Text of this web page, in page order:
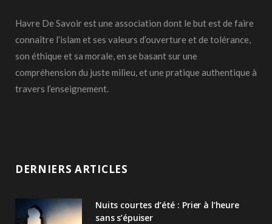
Havre De Savoir est une association dont le but est de faire
connaître l’islam et ses valeurs d’ouverture et de tolérance,
son éthique et sa morale, en se basant sur une
compréhension du juste milieu, et une pratique authentique à
travers l’enseignement.
DERNIERS ARTICLES
Nuits courtes d’été : Prier à l’heure
sans s’épuiser